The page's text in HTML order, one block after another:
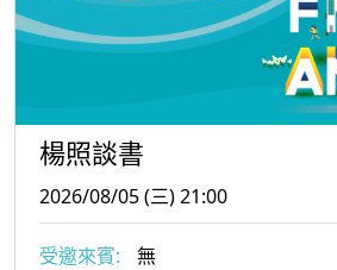
楊照談書
2026/08/05 (三) 21:00
受邀來賓:
無